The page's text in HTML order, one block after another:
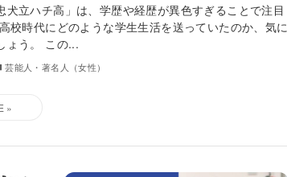
犬立ハチ高」は、学歴や経歴が異色すぎることで注目
校時代にどのような学生生活を送っていたのか、気に
ょう。 この...
芸能人・著名人（女性）